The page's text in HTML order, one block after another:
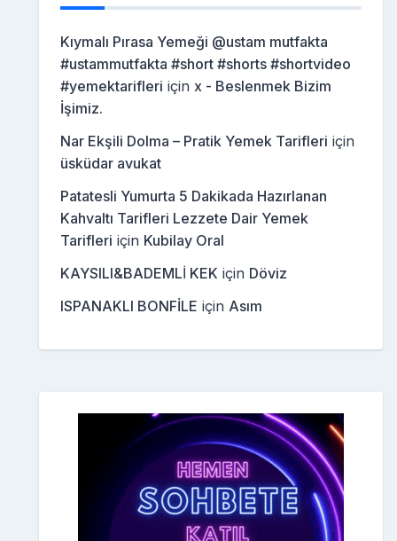
Kıymalı Pırasa Yemeği @ustam mutfakta
#ustammutfakta #short #shorts #shortvideo
#yemektarifleri için x - Beslenmek Bizim
İşimiz.
Nar Ekşili Dolma – Pratik Yemek Tarifleri için
üsküdar avukat
Patatesli Yumurta 5 Dakikada Hazırlanan
Kahvaltı Tarifleri Lezzete Dair Yemek
Tarifleri için Kubilay Oral
KAYSILI&BADEMLİ KEK için Döviz
ISPANAKLI BONFİLE için Asım